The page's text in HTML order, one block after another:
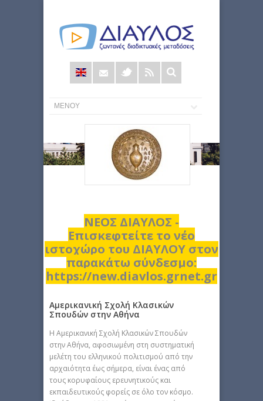
Φόρμα
αναζήτησης
ΝΕΟΣ ΔΙΑΥΛΟΣ -
Επισκεφτείτε το νέο
ιστοχώρο του ΔΙΑΥΛΟΥ στον
παρακάτω σύνδεσμο:
https://new.diavlos.grnet.gr
Αμερικανική Σχολή Κλασικών
Σπουδών στην Αθήνα
H Αμερικανική Σχολή Κλασικών Σπουδών
στην Αθήνα, αφοσιωμένη στη συστηματική
μελέτη του ελληνικού πολιτισμού από την
αρχαιότητα έως σήμερα, είναι ένας από
τους κορυφαίους ερευνητικούς και
εκπαιδευτικούς φορείς σε όλο τον κόσμο.